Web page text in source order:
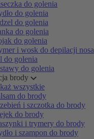
do golenia
do golenia
do golenia
do golenia
do golenia
i wosk do depilacji nosa
do golenia
do golenia
brody
wszystkie
do brody
i szczotka do brody
do brody
i trymery do brody
i szampon do brody